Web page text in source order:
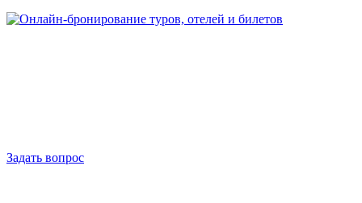
Задать вопрос